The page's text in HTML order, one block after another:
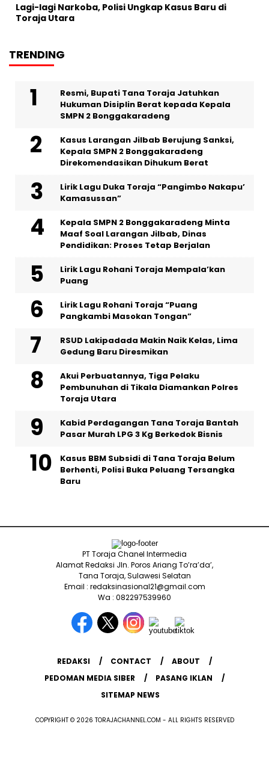
Lagi-lagi Narkoba, Polisi Ungkap Kasus Baru di
Toraja Utara
TRENDING
Resmi, Bupati Tana Toraja Jatuhkan
Hukuman Disiplin Berat kepada Kepala
SMPN 2 Bonggakaradeng
Kasus Larangan Jilbab Berujung Sanksi,
Kepala SMPN 2 Bonggakaradeng
Direkomendasikan Dihukum Berat
Lirik Lagu Duka Toraja “Pangimbo Nakapu’
Kamasussan”
Kepala SMPN 2 Bonggakaradeng Minta
Maaf Soal Larangan Jilbab, Dinas
Pendidikan: Proses Tetap Berjalan
Lirik Lagu Rohani Toraja Mempala’kan
Puang
Lirik Lagu Rohani Toraja “Puang
Pangkambi Masokan Tongan”
RSUD Lakipadada Makin Naik Kelas, Lima
Gedung Baru Diresmikan
Akui Perbuatannya, Tiga Pelaku
Pembunuhan di Tikala Diamankan Polres
Toraja Utara
Kabid Perdagangan Tana Toraja Bantah
Pasar Murah LPG 3 Kg Berkedok Bisnis
Kasus BBM Subsidi di Tana Toraja Belum
Berhenti, Polisi Buka Peluang Tersangka
Baru
PT Toraja Chanel Intermedia
Alamat Redaksi Jln. Poros Ariang To’ra’da’,
Tana Toraja, Sulawesi Selatan
Email : redaksinasional21@gmail.com
Wa : 082297539960
REDAKSI CONTACT
ABOUT
PEDOMAN MEDIA SIBER
PASANG IKLAN
SITEMAP NEWS
COPYRIGHT © 2026 TORAJACHANNEL.COM - ALL RIGHTS RESERVED